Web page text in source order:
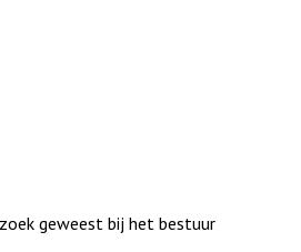
geweest bij het bestuur